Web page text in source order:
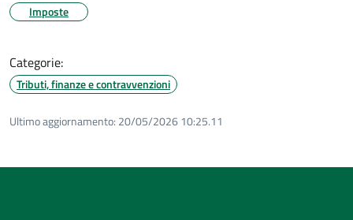
Imposte
Categorie:
Tributi, finanze e contravvenzioni
Ultimo aggiornamento: 20/05/2026 10:25.11